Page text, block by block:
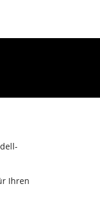
Ihren